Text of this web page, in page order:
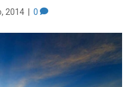
2014 0